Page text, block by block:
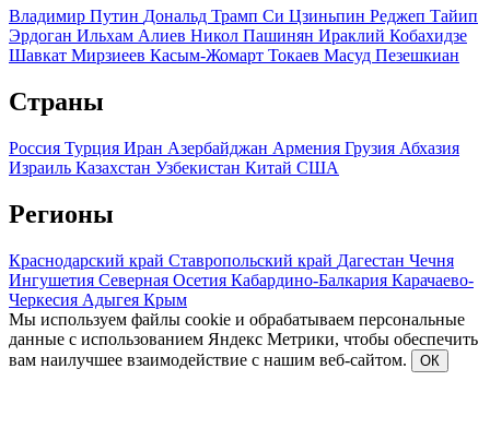
Владимир Путин Дональд Трамп Си Цзиньпин Реджеп Тайип
Эрдоган Ильхам Алиев Никол Пашинян Ираклий Кобахидзе
Шавкат Мирзиеев Касым-Жомарт Токаев Масуд Пезешкиан
Страны
Россия Турция Иран Азербайджан Армения Грузия Абхазия
Израиль Казахстан Узбекистан Китай США
Регионы
Краснодарский край Ставропольский край Дагестан Чечня
Ингушетия Северная Осетия Кабардино-Балкария Карачаево-
Черкесия Адыгея Крым
Мы используем файлы cookie и обрабатываем персональные
данные с использованием Яндекс Метрики, чтобы обеспечить
вам наилучшее взаимодействие с нашим веб-сайтом.
ОК